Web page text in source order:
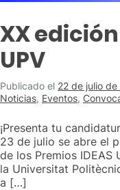
XX
UPV
Publicado el 22 de julio de
Noticias, Eventos,
¡Presenta tu
23 de julio se abre el
de los Premios IDEAS
la Universitat
a […]